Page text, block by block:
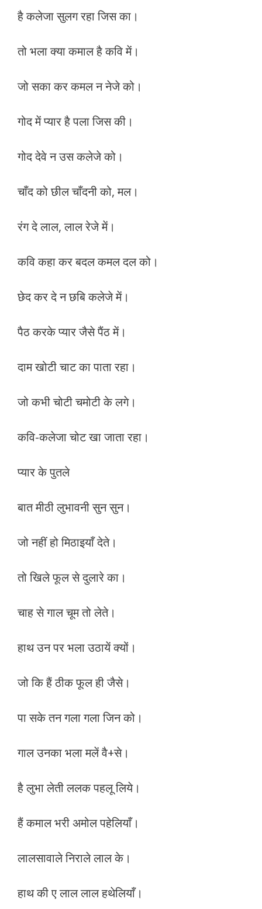
है कलेजा सुलग रहा जिस का।
तो भला क्या कमाल है कवि में।
जो सका कर कमल न नेजे को।
गोद में प्यार है पला जिस की।
गोद देवे न उस कलेजे को।
चाँद को छील चाँदनी को, मल।
रंग दे लाल, लाल रेजे में।
कवि कहा कर बदल कमल दल को।
छेद कर दे न छबि कलेजे में।
पैठ करके प्यार जैसे पैंठ में।
दाम खोटी चाट का पाता रहा।
जो कभी चोटी चमोटी के लगे।
कवि-कलेजा चोट खा जाता रहा।
प्यार के पुतले
बात मीठी लुभावनी सुन सुन।
जो नहीं हो मिठाइयाँ देते।
तो खिले फूल से दुलारे का।
चाह से गाल चूम तो लेते।
हाथ उन पर भला उठायें क्यों।
जो कि हैं ठीक फूल ही जैसे।
पा सके तन गला गला जिन को।
गाल उनका भला मलें वै+से।
है लुभा लेती ललक पहलू लिये।
हैं कमाल भरी अमोल पहेलियाँ।
लालसावाले निराले लाल के।
हाथ की ए लाल लाल हथेलियाँ।